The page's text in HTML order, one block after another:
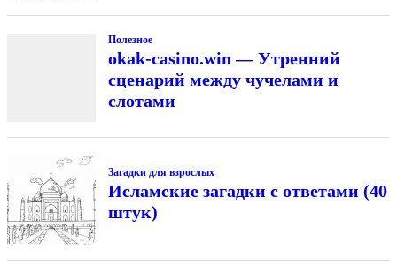
Полезное
okak-casino.win — Утренний
сценарий между чучелами и
слотами
Загадки для взрослых
Исламские загадки с ответами (40
штук)